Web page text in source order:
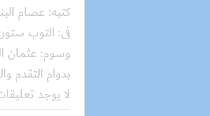
كتبه: عصام
فى: التوب
وسوم: عثمان
بدوام التقدم
لا يوجد